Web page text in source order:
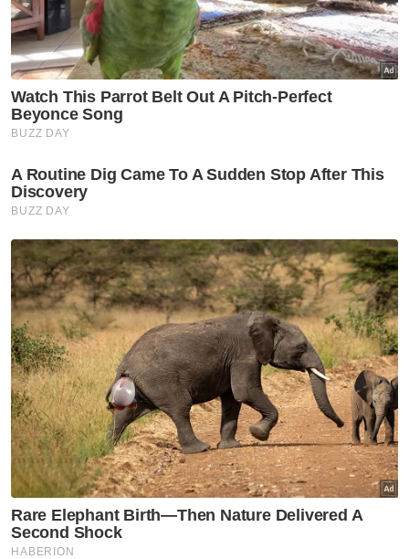
GLOBAL
Insiden tembakan sekolah di
Thailand: Suspek dipercayai
bunuh datuk, nenek sebelum
serangan
Siapa remaja 14 tahun di
GLOBAL
7 maut, 15 cedera dalam
insiden tembakan di sekolah
Thailand